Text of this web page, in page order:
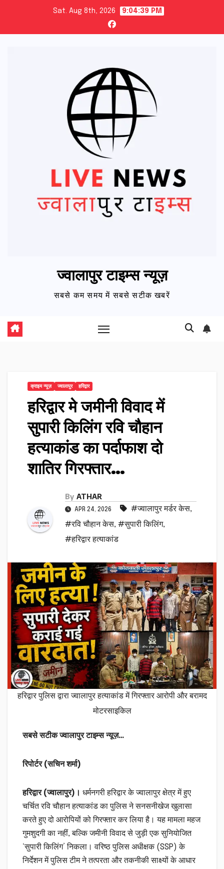
content
Sat. Aug 8th, 2026 9:04:41 PM
ज्वालापुर टाइम्स न्यूज़
सबसे कम समय में सबसे सटीक खबरें
क्राइम न्यूज़ ज्वालापुर हरिद्वार
हरिद्वार मे जमीनी विवाद में
सुपारी किलिंग रवि चौहान
हत्याकांड का पर्दाफाश दो
शातिर गिरफ्तार…
By ATHAR
APR 24, 2026 #ज्वालापुर मर्डर केस,
#रवि चौहान केस, #सुपारी किलिंग,
#हरिद्वार हत्याकांड
हरिद्वार पुलिस द्वारा ज्वालापुर हत्याकांड में गिरफ्तार आरोपी और बरामद
मोटरसाइकिल
सबसे सटीक ज्वालापुर टाइम्स न्यूज़…
रिपोर्टर (सचिन शर्मा)
हरिद्वार (ज्वालापुर)। धर्मनगरी हरिद्वार के ज्वालापुर क्षेत्र में हुए
चर्चित रवि चौहान हत्याकांड का पुलिस ने सनसनीखेज खुलासा
करते हुए दो आरोपियों को गिरफ्तार कर लिया है। यह मामला महज
गुमशुदगी का नहीं, बल्कि जमीनी विवाद से जुड़ी एक सुनियोजित
‘सुपारी किलिंग’ निकला। वरिष्ठ पुलिस अधीक्षक (SSP) के
निर्देशन में पुलिस टीम ने तत्परता और तकनीकी साक्ष्यों के आधार